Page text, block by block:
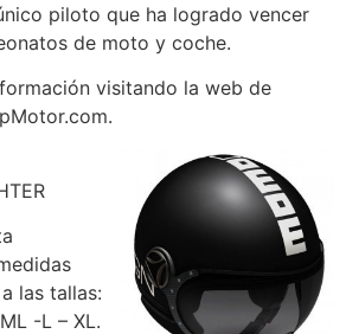
piloto que ha logrado vencer
de moto y coche.
visitando la web de
las tallas:
-L – XL.